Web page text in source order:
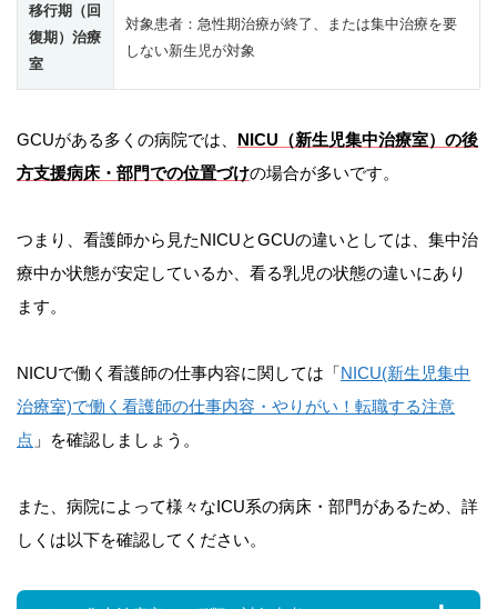
移行期（回
復期）治療
室
対象患者：急性期治療が終了、または集中治療を要
しない新生児が対象
GCUがある多くの病院では、 NICU（新生児集中治療室）の後
方支援病床・部門での位置づけの場合が多いです。
つまり、看護師から見たNICUとGCUの違いとしては、集中治
療中か状態が安定しているか、看る乳児の状態の違いにあり
ます。
NICUで働く看護師の仕事内容に関しては「NICU(新生児集中
治療室)で働く看護師の仕事内容・やりがい！転職する注意
点 」を確認しましょう。
また、病院によって様々なICU系の病床・部門があるため、詳
しくは以下を確認してください。